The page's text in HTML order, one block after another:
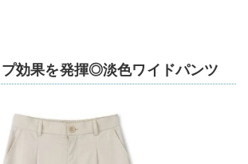
効果を発揮◎淡色ワイドパンツ